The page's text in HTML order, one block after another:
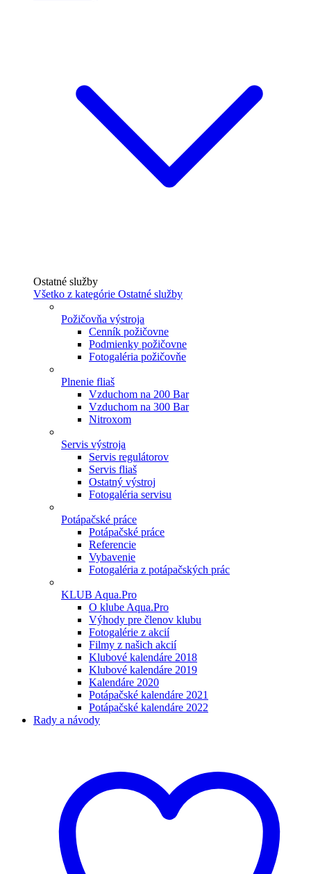
Ostatné služby
Všetko z kategórie Ostatné služby
Požičovňa výstroja
Cenník požičovne
Podmienky požičovne
Fotogaléria požičovňe
Plnenie fliaš
Vzduchom na 200 Bar
Vzduchom na 300 Bar
Nitroxom
Servis výstroja
Servis regulátorov
Servis fliaš
Ostatný výstroj
Fotogaléria servisu
Potápačské práce
Potápačské práce
Referencie
Vybavenie
Fotogaléria z potápačských prác
KLUB Aqua.Pro
O klube Aqua.Pro
Výhody pre členov klubu
Fotogalérie z akcií
Filmy z našich akcií
Klubové kalendáre 2018
Klubové kalendáre 2019
Kalendáre 2020
Potápačské kalendáre 2021
Potápačské kalendáre 2022
Rady a návody